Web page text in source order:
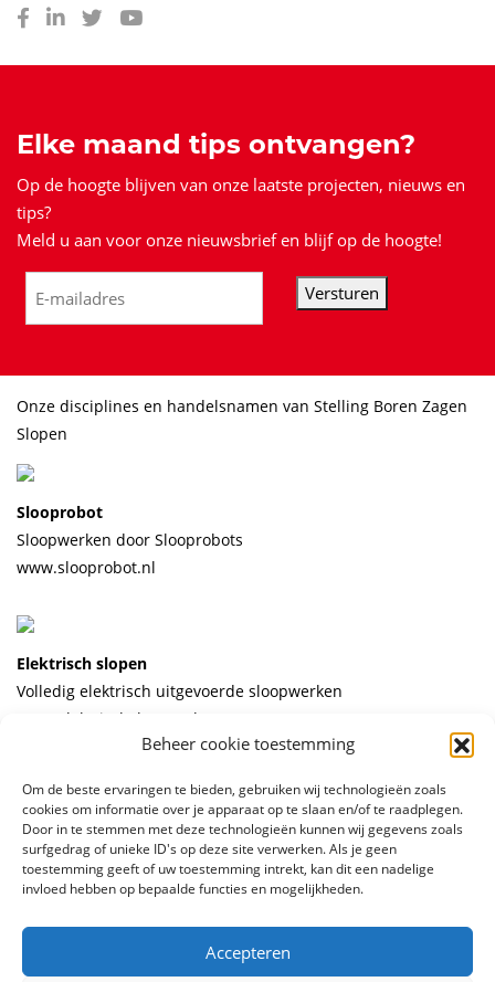
Beheer cookie toestemming
Om de beste ervaringen te bieden, gebruiken wij technologieën zoals
cookies om informatie over je apparaat op te slaan en/of te raadplegen.
Door in te stemmen met deze technologieën kunnen wij gegevens zoals
surfgedrag of unieke ID's op deze site verwerken. Als je geen
toestemming geeft of uw toestemming intrekt, kan dit een nadelige
invloed hebben op bepaalde functies en mogelijkheden.
Accepteren
Elke maand tips ontvangen?
Op de hoogte blijven van onze laatste projecten, nieuws en
tips?
Meld u aan voor onze nieuwsbrief en blijf op de hoogte!
Versturen
Onze disciplines en handelsnamen van Stelling Boren Zagen
Slopen
Slooprobot
Sloopwerken door Slooprobots
www.slooprobot.nl
Elektrisch slopen
Volledig elektrisch uitgevoerde sloopwerken
www.elektrischslopen.nl
© 2026 Stelling Boren, Zagen en Slopen
Algemene voorwaarden
Privacy policy
ontwerp en
realisatieAdvice